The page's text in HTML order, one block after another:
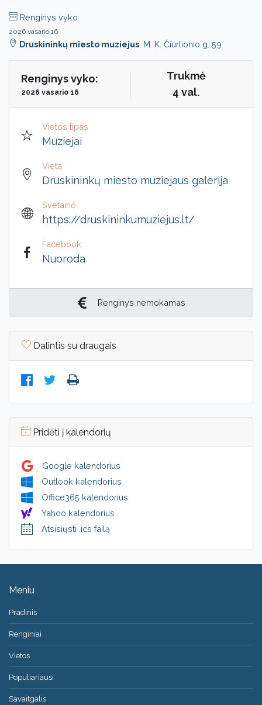
Renginys vyko:
2026 vasario 16
Druskininkų miesto muziejus , M. K. Čiurlionio g. 59
Renginys vyko:
2026 vasario 16
Trukmė
4 val.
Vietos tipas
Muziejai
Vieta
Druskininkų miesto muziejaus galerija
Svetainė
https://druskininkumuziejus.lt/
Facebook
Nuoroda
Renginys nemokamas
Dalintis su draugais
Pridėti į kalendorių
Google kalendorius
Outlook kalendorius
Office365 kalendorius
Yahoo kalendorius
Atsisiųsti .ics failą
Meniu
Pradinis
Renginiai
Vietos
Populiariausi
Savaitgalis